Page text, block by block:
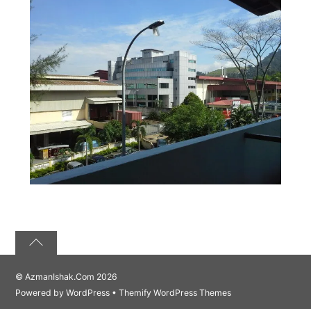
©AzmanIshak.Com 2026
Powered byWordPress •Themify WordPress Themes